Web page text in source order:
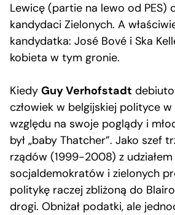
Lewicę (partie na lewo od PES)
kandydaci Zielonych. A
kandydatka: José Bové i Ska
kobieta w tym gronie.
Kiedy Guy Verhofstadt
człowiek w belgijskiej polityce
względu na swoje poglądy i
był „baby Thatcher”. Jako szef
rządów (1999-2008) z udziałem
socjaldemokratów i zielonych
politykę raczej zbliżoną do
drogi. Obniżał podatki, ale